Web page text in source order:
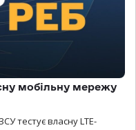
мобільну мережу
тестує власну LTE-